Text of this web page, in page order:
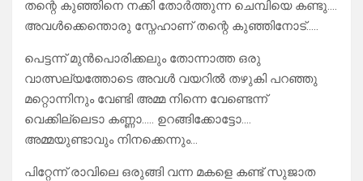
തന്റെ കുഞ്ഞിനെ നക്കി തോർത്തുന്ന ചെമ്പിയെ കണ്ടു….
അവൾക്കെന്തൊരു സ്നേഹാണ് തന്റെ കുഞ്ഞിനോട്…..
പെട്ടന്ന് മുൻപൊരിക്കലും തോന്നാത്ത ഒരു
വാത്സല്യത്തോടെ അവൾ വയറിൽ തഴുകി പറഞ്ഞു
മറ്റൊന്നിനും വേണ്ടി അമ്മ നിന്നെ വേണ്ടെന്ന്
വെക്കില്ലെടാ കണ്ണാ….. ഉറങ്ങിക്കോട്ടോ….
അമ്മയുണ്ടാവും നിനക്കെന്നും…
പിറ്റേന്ന് രാവിലെ ഒരുങ്ങി വന്ന മകളെ കണ്ട് സുജാത